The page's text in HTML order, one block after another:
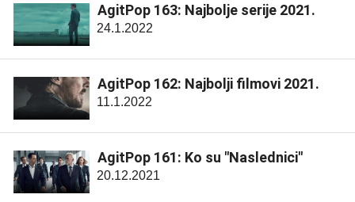
AgitPop 163: Najbolje serije 2021.
24.1.2022
AgitPop 162: Najbolji filmovi 2021.
11.1.2022
AgitPop 161: Ko su "Naslednici"
20.12.2021